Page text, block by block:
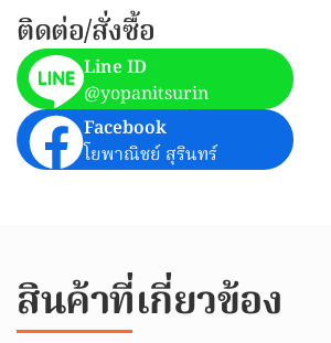
ติดต่อ/สั่งซื้อ
Line ID
@yopanitsurin
Facebook
โยพาณิชย์ สุรินทร์
สินค้าที่เกี่ยวข้อง